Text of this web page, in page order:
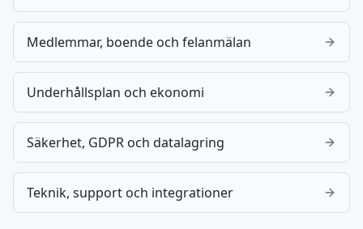
Medlemmar, boende och felanmälan
Underhållsplan och ekonomi
Säkerhet, GDPR och datalagring
Teknik, support och integrationer